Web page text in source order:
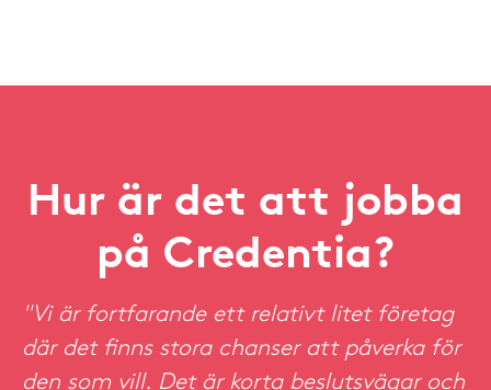
Hur är det att jobba
på Credentia?
"Vi är fortfarande ett relativt litet företag
där det finns stora chanser att påverka för
den som vill. Det är korta beslutsvägar och